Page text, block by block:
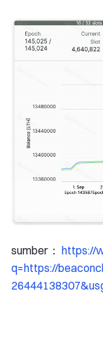
sumber： https://
q=https://